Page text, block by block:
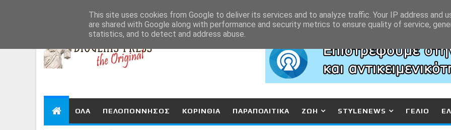
ΟΛΑ ΠΕΛΟΠΟΝΝΗΣΟΣ ΚΟΡΙΝΘΙΑ ΠΑΡΑΠΟΛΙΤΙΚΑ ΖΩΗ STYLENEWS ΓΕΛΙΟ
This site uses cookies from Google to deliver its services and to analyze traffic. Your IP address and
are shared with Google along with performance and security metrics to ensure quality of service,
statistics, and to detect and address abuse.